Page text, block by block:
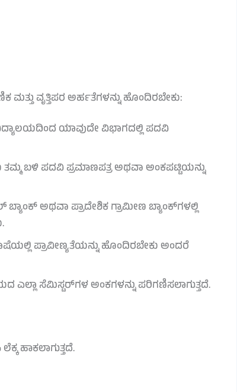
ಮತ್ತು ವೃತ್ತಿಪರ ಅರ್ಹತೆಗಳನ್ನು ಹೊಂದಿರಬೇಕು:
ಯಾವುದೇ ವಿಭಾಗದಲ್ಲಿ ಪದವಿ
ಬಳಿ ಪದವಿ ಪ್ರಮಾಣಪತ್ರ ಅಥವಾ ಅಂಕಪಟ್ಟಿಯನ್ನು
ಅಥವಾ ಪ್ರಾದೇಶಿಕ ಗ್ರಾಮೀಣ ಬ್ಯಾಂಕ್‌ಗಳಲ್ಲಿ
ಪ್ರಾವೀಣ್ಯತೆಯನ್ನು ಹೊಂದಿರಬೇಕು ಅಂದರೆ
ಎಲ್ಲಾ ಸೆಮಿಸ್ಟರ್‌ಗಳ ಅಂಕಗಳನ್ನು ಪರಿಗಣಿಸಲಾಗುತ್ತದೆ.
ಹಾಕಲಾಗುತ್ತದೆ.